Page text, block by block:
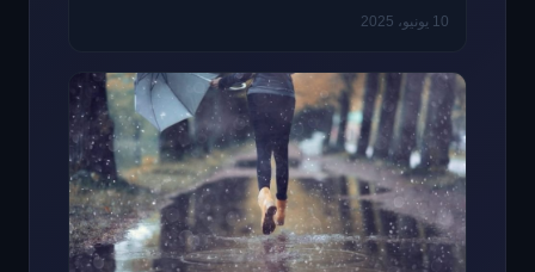
10 يونيو، 2025